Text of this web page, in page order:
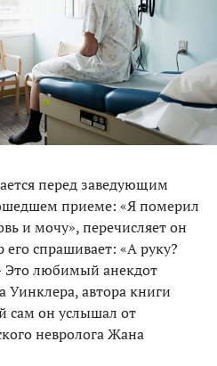
перед заведующим
приеме: «Я померил
и мочу», перечисляет он
спрашивает: «А руку?
Это любимый анекдот
Уинклера, автора книги
сам он услышал от
невролога Жана